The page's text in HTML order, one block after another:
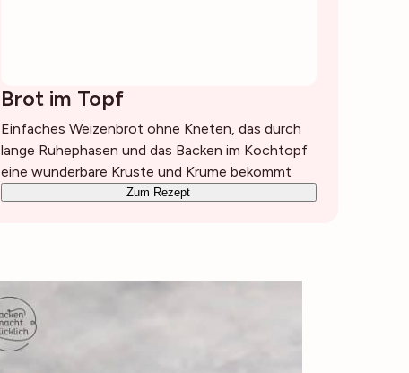
Brot im Topf
Einfaches Weizenbrot ohne Kneten, das durch
lange Ruhephasen und das Backen im Kochtopf
eine wunderbare Kruste und Krume bekommt
Zum Rezept